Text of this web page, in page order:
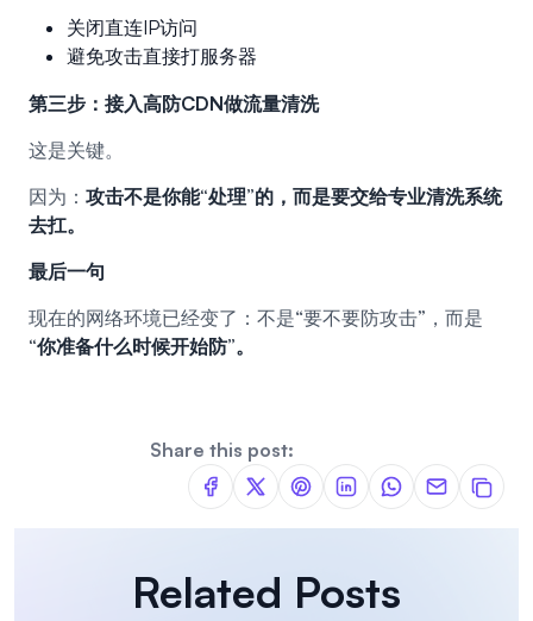
关闭直连IP访问
避免攻击直接打服务器
第三步：接入高防CDN做流量清洗
这是关键。
因为： 攻击不是你能“处理”的，而是要交给专业清洗系统
去扛。
最后一句
现在的网络环境已经变了：不是“要不要防攻击”，而是
“你准备什么时候开始防”。
Share this post:
Related Posts